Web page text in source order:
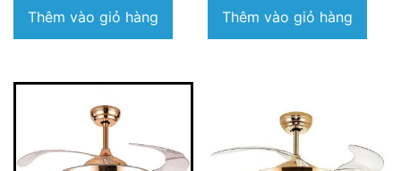
Thêm vào giỏ hàng Thêm vào giỏ hàng